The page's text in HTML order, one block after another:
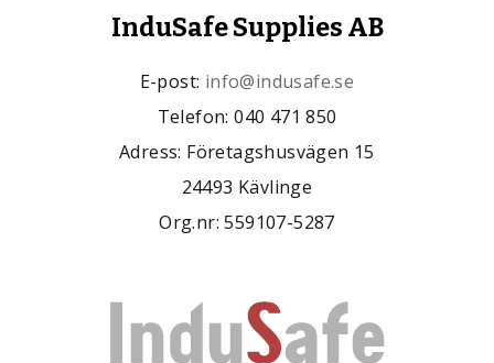
InduSafe Supplies AB
E-post: info@indusafe.se
Telefon: 040 471 850
Adress: Företagshusvägen 15
24493 Kävlinge
Org.nr: 559107-5287